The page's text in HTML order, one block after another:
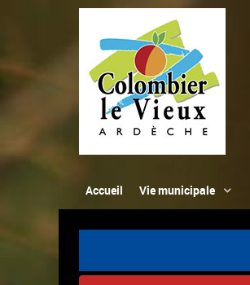
Accueil Vie municipale